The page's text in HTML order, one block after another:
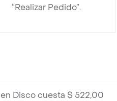
“Realizar Pedido”.
en Disco cuesta $ 522,00